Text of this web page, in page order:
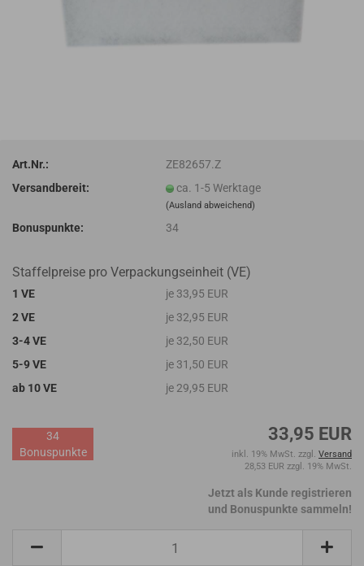
Art.Nr.:
ZE82657.Z
Versandbereit:
ca. 1-5 Werktage
(Ausland abweichend)
Bonuspunkte: 34
Staffelpreise pro Verpackungseinheit (VE)
1 VE
je 33,95 EUR
2 VE
je 32,95 EUR
3-4 VE
je 32,50 EUR
5-9 VE
je 31,50 EUR
ab 10 VE
je 29,95 EUR
33,95 EUR
inkl. 19% MwSt. zzgl. Versand
28,53 EUR zzgl. 19% MwSt.
34
Bonuspunkte
Jetzt als Kunde registrieren
und Bonuspunkte sammeln!